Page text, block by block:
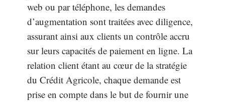
web ou par téléphone, les demandes
d’augmentation sont traitées avec diligence,
assurant ainsi aux clients un contrôle accru
sur leurs capacités de paiement en ligne. La
relation client étant au cœur de la stratégie
du Crédit Agricole, chaque demande est
prise en compte dans le but de fournir une